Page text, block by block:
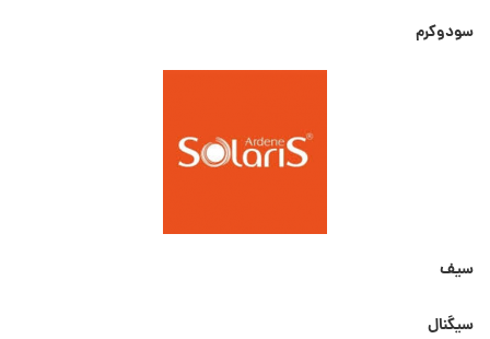
سودوکرم
سیف
سیگنال